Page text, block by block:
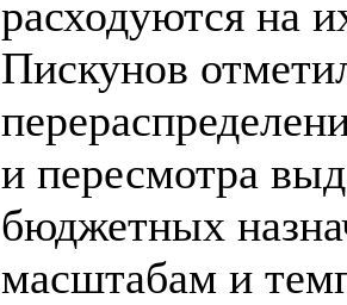
расходуются на
Пискунов
и пересмотра
бюджетных
масштабам и